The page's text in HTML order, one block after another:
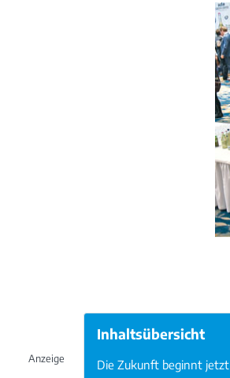
Inhaltsübersicht
Die Zukunft beginnt jetzt